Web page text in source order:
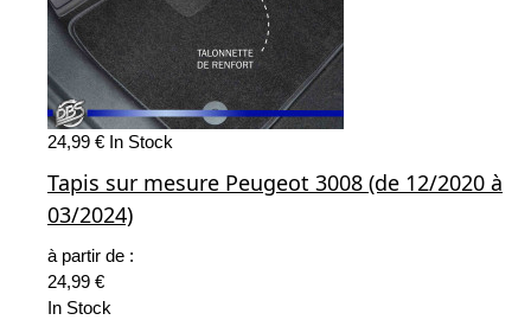
24,99 € In Stock
Tapis sur mesure Peugeot 3008 (de 12/2020 à
03/2024)
à partir de :
24,99 €
In Stock